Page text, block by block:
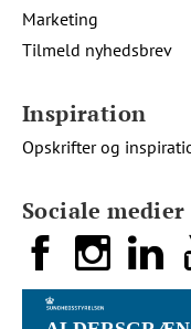
Sociale medier
Marketing
Tilmeld nyhedsbrev
Inspiration
Opskrifter og